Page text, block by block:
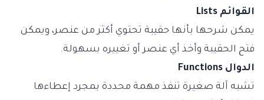
القوائم Lists
يمكن شرحها بأنها حقيبة تحتوي أكثر من عنصر، ويمكن
فتح الحقيبة وأخذ أي عنصر أو تغييره بسهولة.
الدوال Functions
تشبه آلة صغيرة تنفذ مهمة محددة بمجرد إعطاءها